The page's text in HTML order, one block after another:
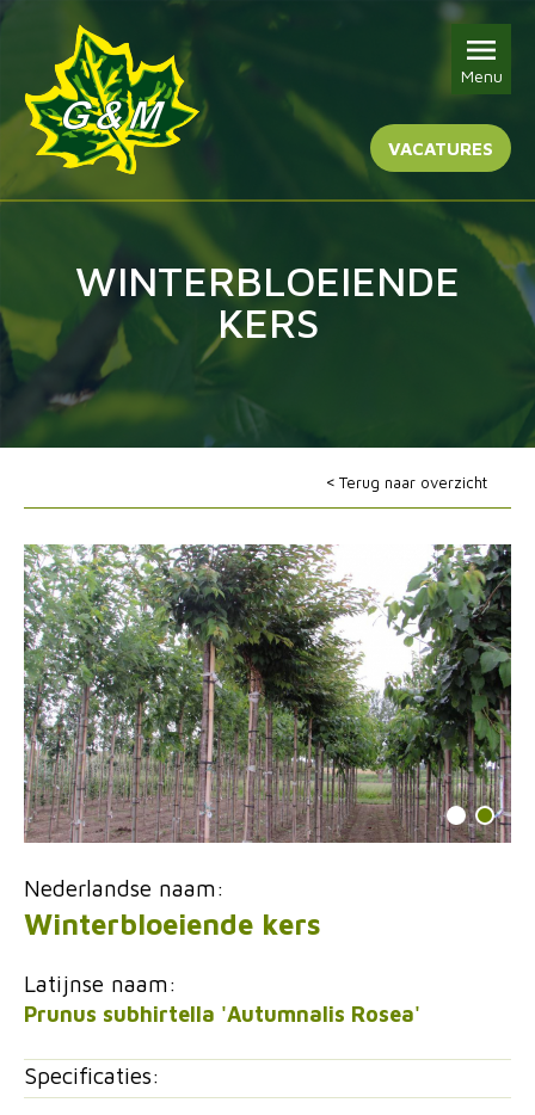
Menu
VACATURES
WINTERBLOEIENDE
KERS
Terug naar overzicht
Nederlandse naam:
Winterbloeiende kers
Latijnse naam:
Prunus subhirtella 'Autumnalis Rosea'
Specificaties: